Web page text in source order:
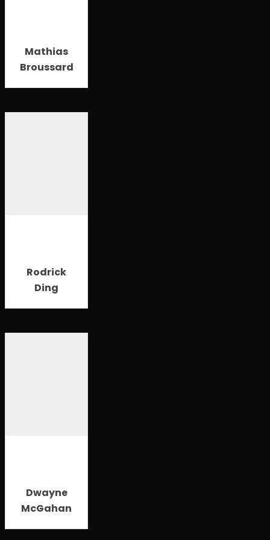
Mathias
Broussard
Rodrick
Ding
Dwayne
McGahan